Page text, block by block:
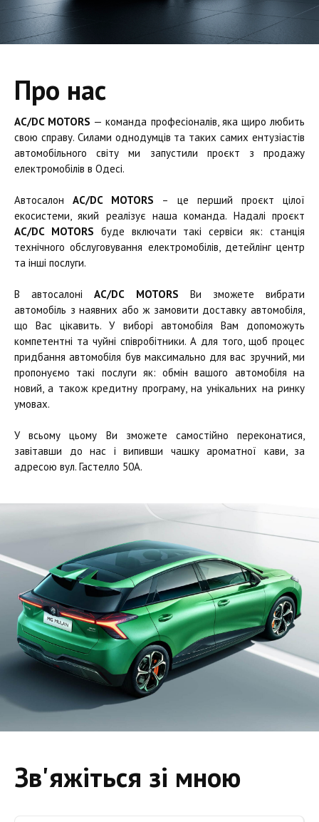
Про нас
AC/DC MOTORS — команда професіоналів, яка щиро любить
свою справу. Силами однодумців та таких самих ентузіастів
автомобільного світу ми запустили проєкт з продажу
електромобілів в Одесі.
АвтосалонAC/DC MOTORS – це перший проєкт цілої
екосистеми, який реалізує наша команда. Надалі проєкт
AC/DC MOTORS буде включати такі сервіси як: станція
технічного обслуговування електромобілів, детейлінг центр
та інші послуги.
В автосалоніAC/DC MOTORS Ви зможете вибрати
автомобіль з наявних або ж замовити доставку автомобіля,
що Вас цікавить. У виборі автомобіля Вам допоможуть
компетентні та чуйні співробітники. А для того, щоб процес
придбання автомобіля був максимально для вас зручний, ми
пропонуємо такі послуги як: обмін вашого автомобіля на
новий, а також кредитну програму, на унікальних на ринку
умовах.
У всьому цьому Ви зможете самостійно переконатися,
завітавши до нас і випивши чашку ароматної кави, за
адресою вул. Гастелло 50А.
Зв'яжіться зі мною